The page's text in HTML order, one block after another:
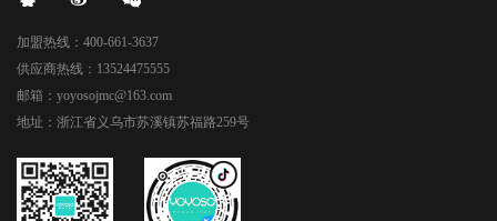
加盟热线：400-661-3637
供应商热线：13524475555
邮箱：yoyosojmc@163.com
地址：浙江省义乌市苏溪镇苏福路259号